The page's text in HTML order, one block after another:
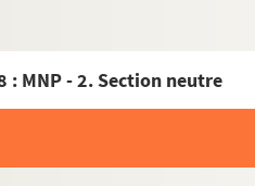
: MNP - 2. Section neutre
: MN0 - 1 à MNV - 6. Fonds
: MNA - 2 à MNO-1. Fonds Dinah
: MNT et MNO - 2. Fonds